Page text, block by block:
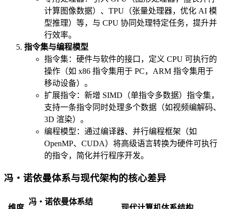
计算图像数据）、TPU（张量处理器，优化 AI 模
型推理）等，与 CPU 协同处理特定任务，提升并
行效率。
指令集与编程模型
指令集：硬件与软件的接口，定义 CPU 可执行的
操作（如 x86 指令集用于 PC，ARM 指令集用于
移动设备）。
扩展指令：新增 SIMD（单指令多数据）指令集，
支持一条指令同时处理多个数据（如视频编解码、
3D 渲染）。
编程模型：通过编译器、并行编程框架（如
OpenMP、CUDA）将高级语言转换为硬件可执行
的指令，简化并行程序开发。
冯・诺依曼体系与现代架构的核心差异
冯・诺依曼体系结